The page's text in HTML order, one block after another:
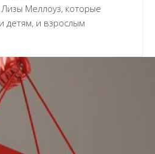
Меллоуз, которые
детям, и взрослым